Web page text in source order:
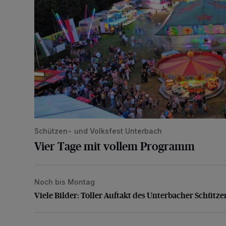
Schützen- und Volksfest Unterbach
Vier Tage mit vollem Programm
Viele Bilder: Toller Auftakt des Unterbacher
Noch bis Montag
Viele Bilder: Toller Auftakt des Unterbacher